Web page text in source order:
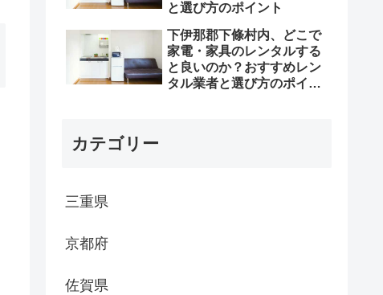
と選び方のポイント
下伊那郡下條村内、どこで
家電・家具のレンタルする
と良いのか？おすすめレン
タル業者と選び方のポイン
カテゴリー
三重県
京都府
佐賀県